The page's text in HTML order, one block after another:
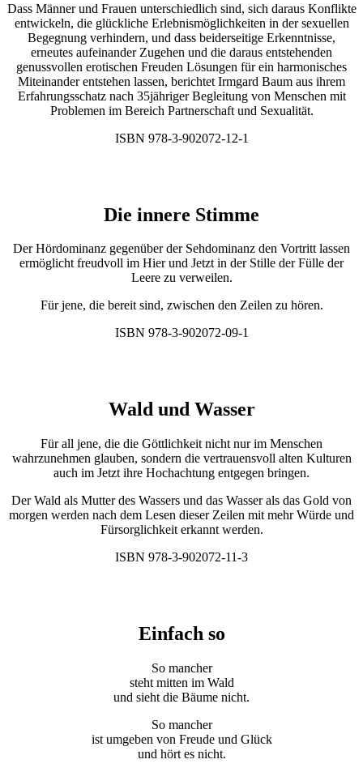
Dass Männer und Frauen unterschiedlich sind, sich daraus Konflikte
entwickeln, die glückliche Erlebnismöglichkeiten in der sexuellen
Begegnung verhindern, und dass beiderseitige Erkenntnisse,
erneutes aufeinander Zugehen und die daraus entstehenden
genussvollen erotischen Freuden Lösungen für ein harmonisches
Miteinander entstehen lassen, berichtet Irmgard Baum aus ihrem
Erfahrungsschatz nach 35jähriger Begleitung von Menschen mit
Problemen im Bereich Partnerschaft und Sexualität.
ISBN 978-3-902072-12-1
Die innere Stimme
Der Hördominanz gegenüber der Sehdominanz den Vortritt lassen
ermöglicht freudvoll im Hier und Jetzt in der Stille der Fülle der
Leere zu verweilen.
Für jene, die bereit sind, zwischen den Zeilen zu hören.
ISBN 978-3-902072-09-1
Wald und Wasser
Für all jene, die die Göttlichkeit nicht nur im Menschen
wahrzunehmen glauben, sondern die vertrauensvoll alten Kulturen
auch im Jetzt ihre Hochachtung entgegen bringen.
Der Wald als Mutter des Wassers und das Wasser als das Gold von
morgen werden nach dem Lesen dieser Zeilen mit mehr Würde und
Fürsorglichkeit erkannt werden.
ISBN 978-3-902072-11-3
Einfach so
So mancher
steht mitten im Wald
und sieht die Bäume nicht.
So mancher
ist umgeben von Freude und Glück
und hört es nicht.